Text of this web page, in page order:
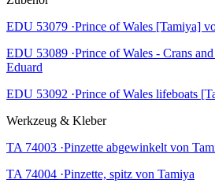
EDU 53079 ·Prince of Wales [Tamiya]
EDU 53089 ·Prince of Wales - Crans
Eduard
EDU 53092 ·Prince of Wales lifeboats
Werkzeug & Kleber
TA 74003 ·Pinzette abgewinkelt von
TA 74004 ·Pinzette, spitz von Tamiya